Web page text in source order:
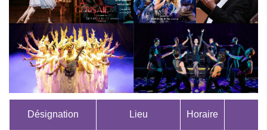
Désignation Lieu Horaire